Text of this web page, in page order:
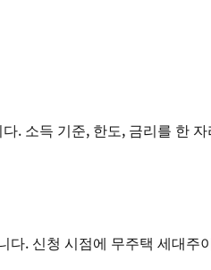
소득 기준, 한도, 금리를 한
. 신청 시점에 무주택 세대주